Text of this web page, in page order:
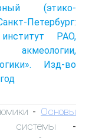
(этико-
Петербург:
РАО,
акмеологии,
Изд-во
- Основы
системы -